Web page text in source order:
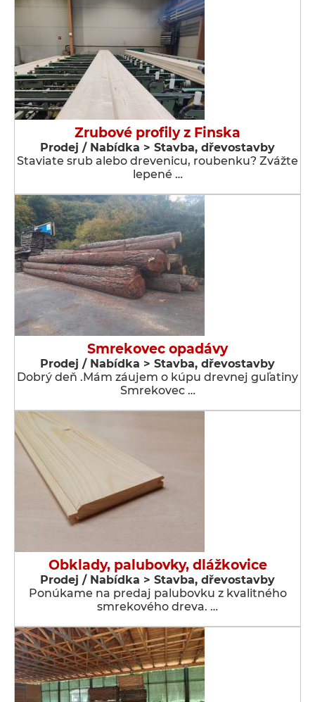
Zrubové profily z Finska
Prodej / Nabídka > Stavba, dřevostavby
Staviate srub alebo drevenicu, roubenku? Zvážte
lepené …
Smrekovec opadávy
Prodej / Nabídka > Stavba, dřevostavby
Dobrý deň .Mám záujem o kúpu drevnej guľatiny
Smrekovec …
Obklady, palubovky, dlážkovice
Prodej / Nabídka > Stavba, dřevostavby
Ponúkame na predaj palubovku z kvalitného
smrekového dreva. …